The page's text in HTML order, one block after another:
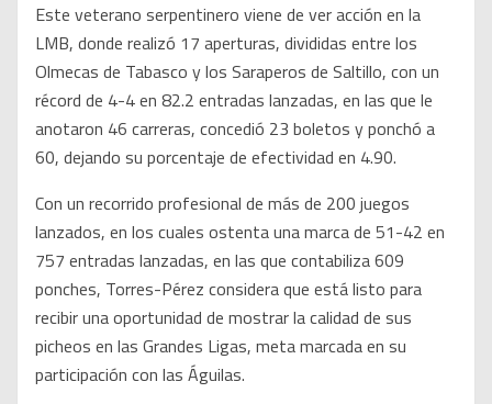
Este veterano serpentinero viene de ver acción en la
LMB, donde realizó 17 aperturas, divididas entre los
Olmecas de Tabasco y los Saraperos de Saltillo, con un
récord de 4-4 en 82.2 entradas lanzadas, en las que le
anotaron 46 carreras, concedió 23 boletos y ponchó a
60, dejando su porcentaje de efectividad en 4.90.
Con un recorrido profesional de más de 200 juegos
lanzados, en los cuales ostenta una marca de 51-42 en
757 entradas lanzadas, en las que contabiliza 609
ponches, Torres-Pérez considera que está listo para
recibir una oportunidad de mostrar la calidad de sus
picheos en las Grandes Ligas, meta marcada en su
participación con las Águilas.